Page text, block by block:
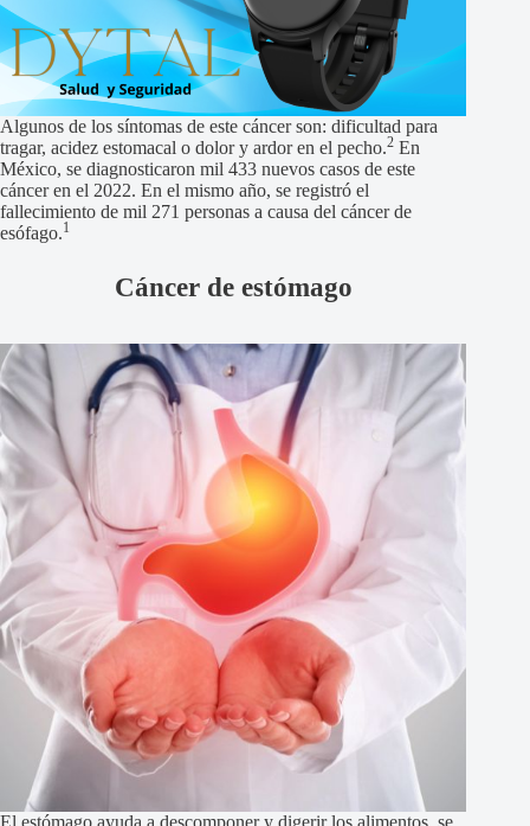
Algunos de los síntomas de este cáncer son: dificultad para
tragar, acidez estomacal o dolor y ardor en el pecho.2 En
México, se diagnosticaron mil 433 nuevos casos de este
cáncer en el 2022. En el mismo año, se registró el
fallecimiento de mil 271 personas a causa del cáncer de
esófago.1
Cáncer de estómago
El estómago ayuda a descomponer y digerir los alimentos, se